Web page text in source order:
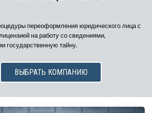
переоформления юридического лица с
на работу со сведениями,
государственную тайну.
ВЫБРАТЬ КОМПАНИЮ